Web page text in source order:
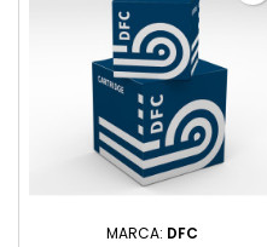
MARCA: DFC